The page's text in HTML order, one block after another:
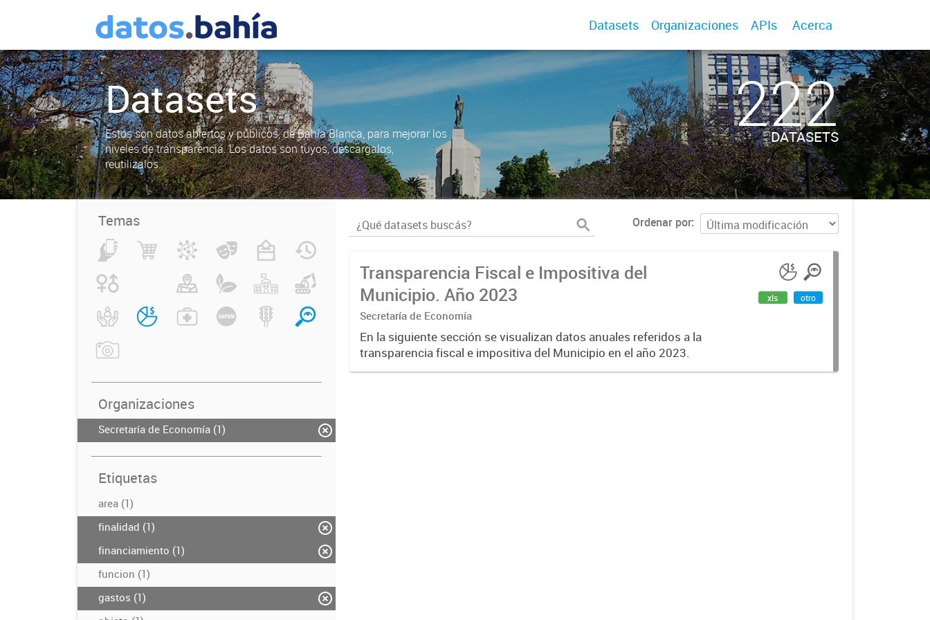
Datasets Organizaciones APIs Acerca
Datasets
Estos son datos abiertos y públicos, de Bahía Blanca, para mejorar los
niveles de transparencia. Los datos son tuyos, descargalos,
reutilizalos.
222
DATASETS
Temas
Organizaciones
Secretaría de Economía (1)
Etiquetas
area (1)
finalidad (1)
financiamiento (1)
funcion (1)
gastos (1)
Ordenar por
Transparencia Fiscal e Impositiva del
Municipio. Año 2023
Secretaría de Economía
En la siguiente sección se visualizan datos anuales referidos a la
transparencia fiscal e impositiva del Municipio en el año 2023.
xls otro